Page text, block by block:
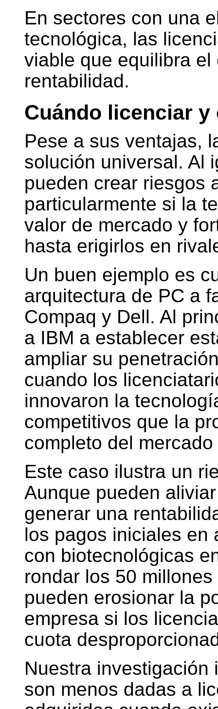
En sectores con una
tecnológica, las
viable que equilibra
rentabilidad.
Cuándo licenciar y
Pese a sus ventajas,
solución universal. Al
pueden crear riesgos
particularmente si la
valor de mercado y
hasta erigirlos en
Un buen ejemplo es
arquitectura de PC a
Compaq y Dell. Al
a IBM a establecer
ampliar su
cuando los
innovaron la
competitivos que la
completo del
Este caso ilustra un
Aunque pueden
generar una
los pagos iniciales en
con biotecnológicas
rondar los 50
pueden erosionar la
empresa si los
cuota
Nuestra investigación
son menos dadas a